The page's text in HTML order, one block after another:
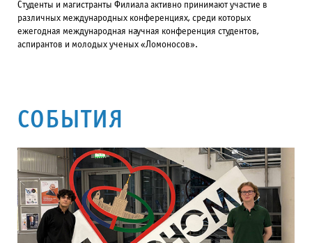
Студенты и магистранты Филиала активно принимают участие в
различных международных конференциях, среди которых
ежегодная международная научная конференция студентов,
аспирантов и молодых ученых «Ломоносов».
СОБЫТИЯ